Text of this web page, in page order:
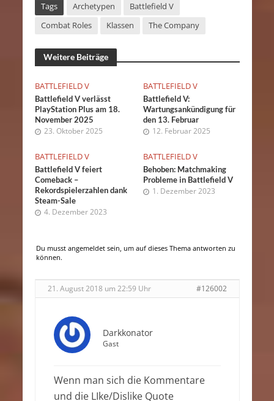
Tags Archetypen
Battlefield V
Combat Roles
Klassen The Company
Weitere Beiträge
BATTLEFIELD V
Battlefield V verlässt
PlayStation Plus am 18.
November 2025
23. Oktober 2025
BATTLEFIELD V
Battlefield V:
Wartungsankündigung für
den 13. Februar
12. Februar 2025
BATTLEFIELD V
Battlefield V feiert
Comeback –
Rekordspielerzahlen dank
Steam-Sale
4. Dezember 2023
BATTLEFIELD V
Behoben: Matchmaking
Probleme in Battlefield V
1. Dezember 2023
Du musst angemeldet sein, um auf dieses Thema antworten zu
können.
21. August 2018 um 22:59 Uhr #126002
Darkkonator
Gast
Wenn man sich die Kommentare
und die LIke/Dislike Quote